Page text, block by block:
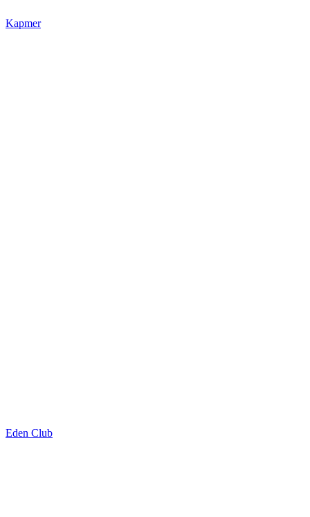
Kapmer
Eden Club